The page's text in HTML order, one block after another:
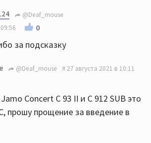
@Deaf_mouse
0
за подсказку
@Deaf_mouse 27 августа 2021 в 10:11
Concert С 93 II и С 912 SUB это
прошу прощение за введение в